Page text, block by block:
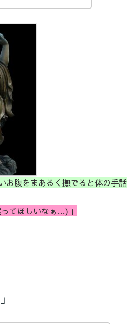
お腹をまあるく撫でると体の手話
てほしいなぁ…)」